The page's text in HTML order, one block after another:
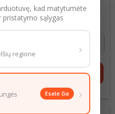
20VNT
Kaina
0,08 € už 1 vnt
shopping_cart Į krepšelį
kad matytumėte
pristatymo sąlygas
regione ›
Esate čia ›